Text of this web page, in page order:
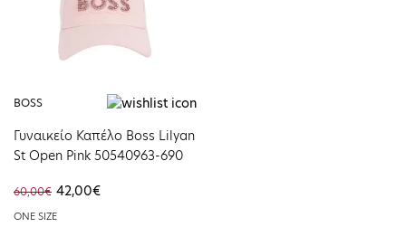
BOSS
Γυναικείο Καπέλο Boss Lilyan
St Open Pink 50540963-690
60,00€ 42,00€
ONE SIZE